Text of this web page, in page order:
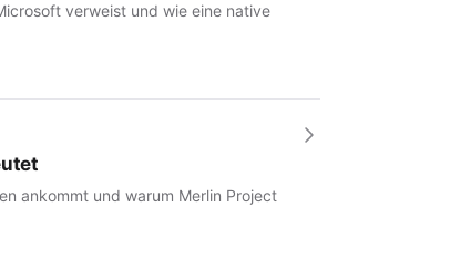
verweist und wie eine native
ankommt und warum Merlin Project